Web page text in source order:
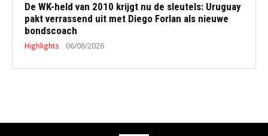
De WK-held van 2010 krijgt nu de sleutels: Uruguay
pakt verrassend uit met Diego Forlan als nieuwe
bondscoach
Highlights 06/08/2026